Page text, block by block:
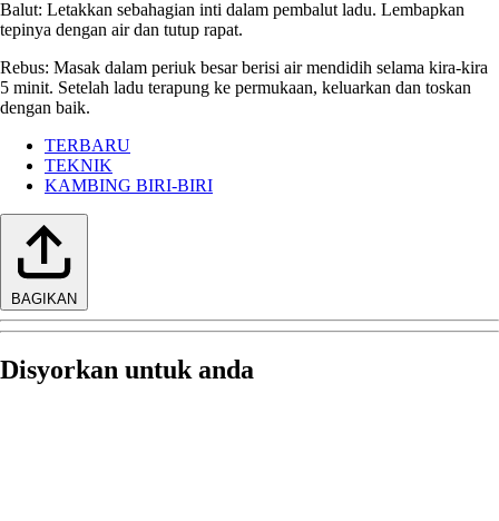
Balut: Letakkan sebahagian inti dalam pembalut ladu. Lembapkan
tepinya dengan air dan tutup rapat.
Rebus: Masak dalam periuk besar berisi air mendidih selama kira-kira
5 minit. Setelah ladu terapung ke permukaan, keluarkan dan toskan
dengan baik.
TERBARU
TEKNIK
KAMBING BIRI-BIRI
BAGIKAN
Disyorkan untuk anda